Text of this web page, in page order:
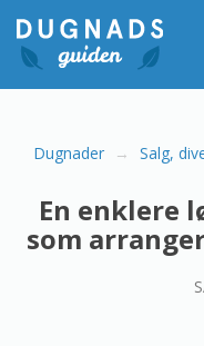
innholdet
Dugnader Salg,
En enklere
som